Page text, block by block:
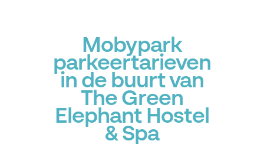
Mobypark
parkeertarieven
in de buurt van
The Green
Elephant Hostel
& Spa